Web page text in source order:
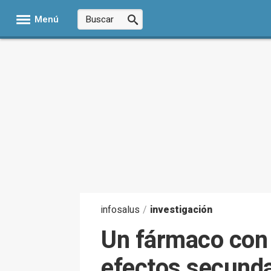
Menú
infosalus / investigación
Un fármaco